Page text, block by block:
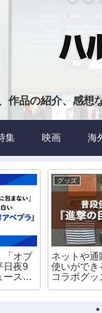
品の紹介、感想
集 映画 海
「オブ
日夜9
ース番
グッズ
ネットや
使いができ
コラボグッ